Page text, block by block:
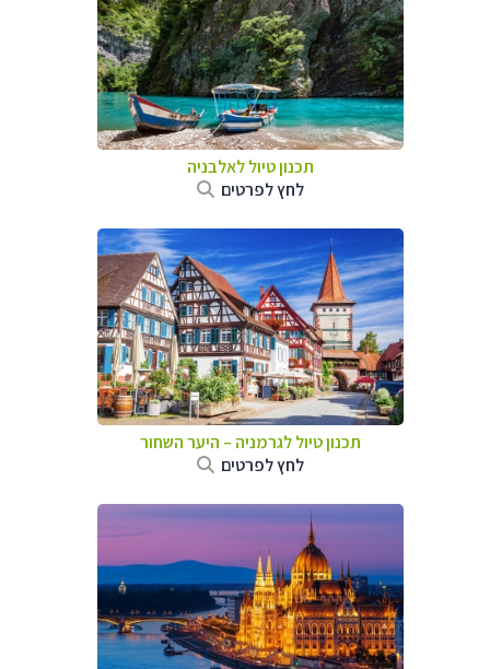
תכנון טיול לאלבניה
לחץ לפרטים
תכנון טיול לגרמניה – היער השחור
לחץ לפרטים